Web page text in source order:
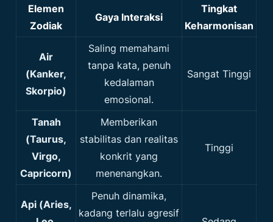
Elemen
Zodiak
Gaya Interaksi
Tingkat
Keharmonisan
Air
(Kanker,
Skorpio)
Saling memahami
tanpa kata, penuh
kedalaman
emosional.
Sangat Tinggi
Tanah
(Taurus,
Virgo,
Capricorn)
Memberikan
stabilitas dan realitas
konkrit yang
menenangkan.
Tinggi
Api (Aries,
Penuh dinamika,
kadang terlalu agresif